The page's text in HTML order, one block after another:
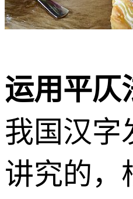
运用平仄
我国汉字
讲究的，